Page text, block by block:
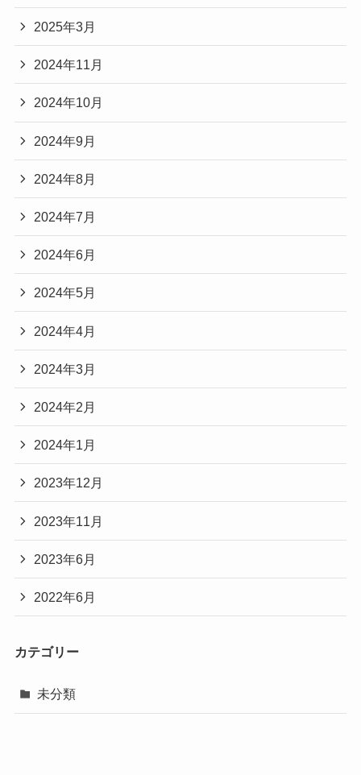
2025年3月
2024年11月
2024年10月
2024年9月
2024年8月
2024年7月
2024年6月
2024年5月
2024年4月
2024年3月
2024年2月
2024年1月
2023年12月
2023年11月
2023年6月
2022年6月
カテゴリー
未分類